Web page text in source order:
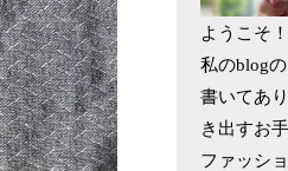
ようこそ
私のblogの
書いてあ
き出すお
ファッシ